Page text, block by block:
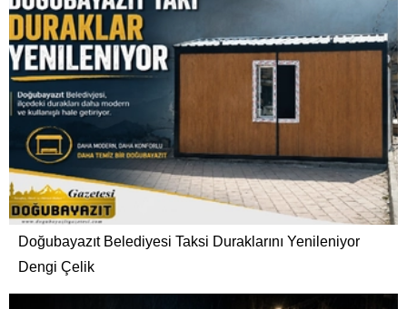
Doğubayazıt Belediyesi Taksi Duraklarını Yenileniyor
Dengi Çelik